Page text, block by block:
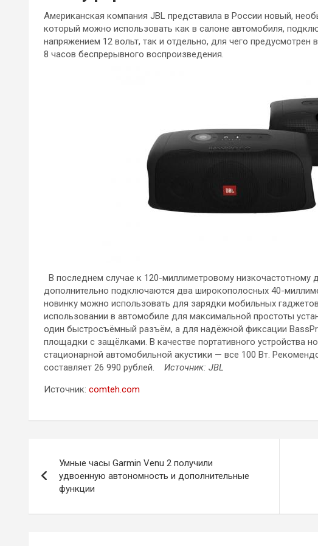
Американская компания JBL представила в России новый,
который можно использовать как в салоне автомобиля,
напряжением 12 вольт, так и отдельно, для чего
8 часов беспрерывного воспроизведения.
В последнем случае к 120-миллиметровому низкочастотному
дополнительно подключаются два широкополосных 40-
новинку можно использовать для зарядки мобильных
использовании в автомобиле для максимальной простоты
один быстросъёмный разъём, а для надёжной фиксации
площадки с защёлками. В качестве портативного устройства
стационарной автомобильной акустики — все 100 Вт.
составляет 26 990 рублей. Источник: JBL
Источник: comteh.com
по
записям
Умные часы Garmin Venu 2 получили
удвоенную автономность и дополнительные
функции